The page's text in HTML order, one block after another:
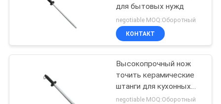
для бытовых нужд
negotiable MOQ:Оборотный
КОНТАКТ
Высокопрочный нож
точить керамические
штанги для кухонных
ножей, ножей плода
negotiable MOQ:Оборотный